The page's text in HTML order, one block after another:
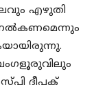
എഴുതി
ദീപക്